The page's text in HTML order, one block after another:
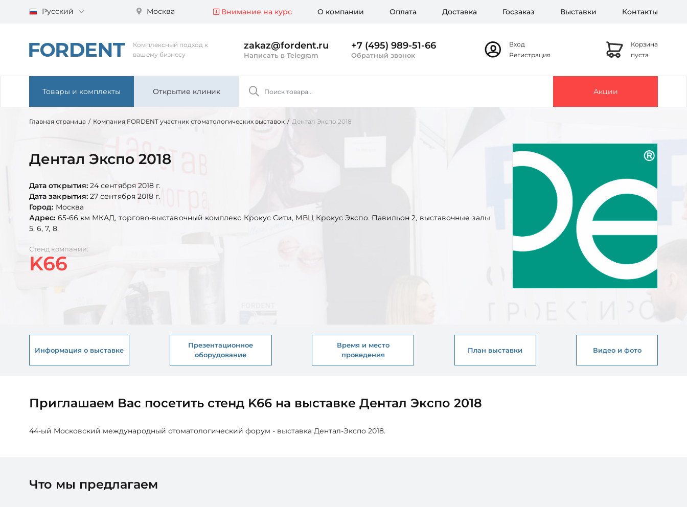
Русский Москва Внимание на курс О компании Оплата Доставка Госзаказ Выставки Контакты
Комплексный подход к
вашему бизнесу
zakaz@fordent.ru
Написать в Telegram
+7 (495) 989-51-66
Обратный звонок
Вход
Регистрация
Корзина
пуста
Товары и комплекты Открытие клиник Акции
Главная страница / Компания FORDENT участник стоматологических выставок / Дентал Экспо 2018
Дентал Экспо 2018
Дата открытия:24 сентября 2018 г.
Дата закрытия:27 сентября 2018 г.
Город: Москва
Адрес: 65-66 км МКАД, торгово-выставочный комплекс Крокус Сити, МВЦ Крокус Экспо. Павильон 2, выставочные залы
5, 6, 7, 8.
Стенд компании:
K66
Информация о выставке
Презентационное
оборудование
Время и место
проведения
План выставки Видео и фото
Приглашаем Вас посетить стенд K66 на выставке Дентал Экспо 2018
44-ый Московский международный стоматологический форум - выставка Дентал-Экспо 2018.
Что мы предлагаем